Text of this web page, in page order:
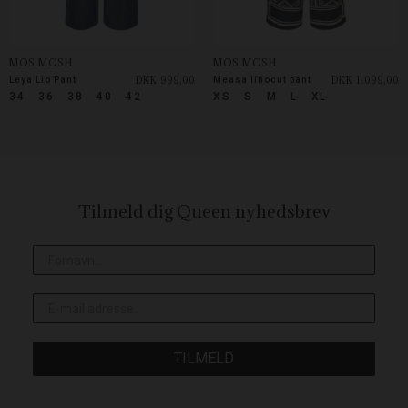
34 36 38 40 42
MOS MOSH
Leya Lio Pant DKK 999,00
XS S M L XL
MOS MOSH
Measa linocut pant DKK 1.099,00
Tilmeld dig Queen nyhedsbrev
TILMELD